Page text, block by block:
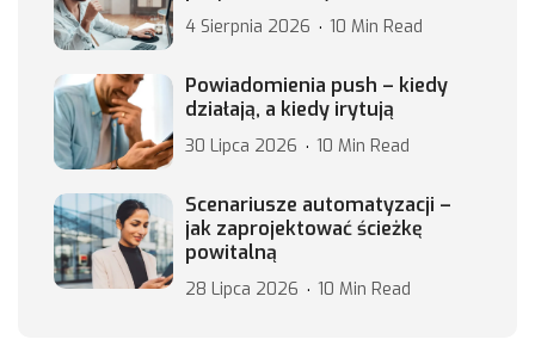
4 Sierpnia 2026 10 Min Read
Powiadomienia push – kiedy
działają, a kiedy irytują
30 Lipca 2026 10 Min Read
Scenariusze automatyzacji –
jak zaprojektować ścieżkę
powitalną
28 Lipca 2026 10 Min Read